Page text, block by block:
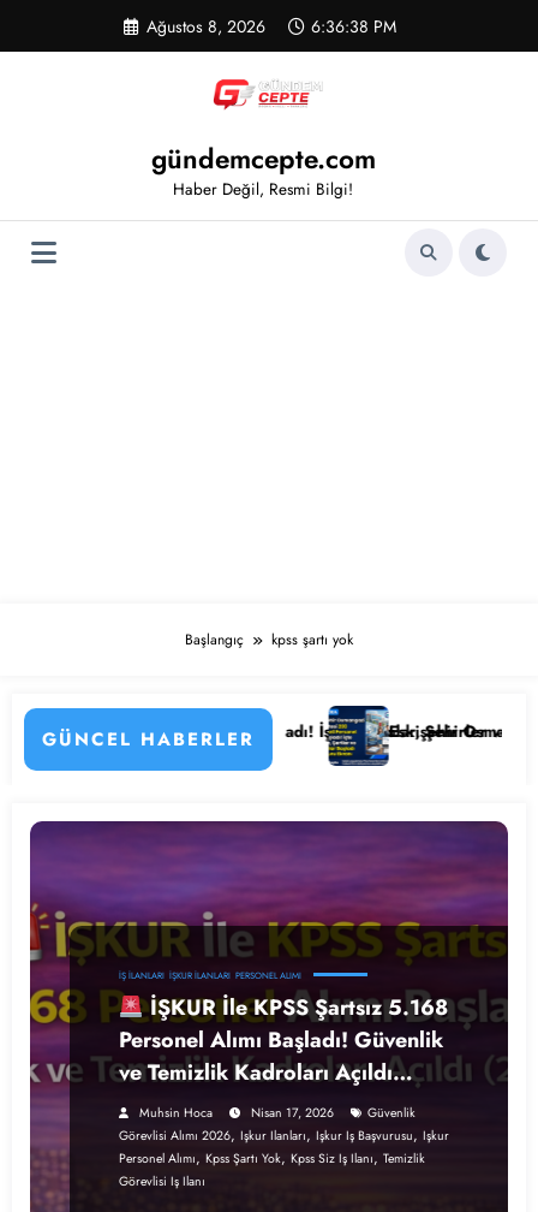
Ağustos 8, 2026 6:36:38 PM
gündemcepte.com
Haber Değil, Resmi Bilgi!
Başlangıç kpss şartı yok
GÜNCEL HABERLER
Personel Alımı Başladı! İşte Kadrolar, Şehirler ve Başvuru
Eskişehir Osmangazi
İŞ İLANLARI İŞKUR İLANLARI PERSONEL ALIMI
İŞKUR İle KPSS Şartsız 5.168
Personel Alımı Başladı! Güvenlik
ve Temizlik Kadroları Açıldı
(2026)
Muhsin Hoca Nisan 17, 2026
Güvenlik
Görevlisi Alımı 2026, Işkur Ilanları, Işkur Iş Başvurusu, Işkur
Personel Alımı, Kpss Şartı Yok, Kpss Siz Iş Ilanı, Temizlik
Görevlisi Iş Ilanı